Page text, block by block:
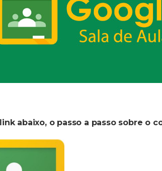
abaixo, o passo a passo sobre o